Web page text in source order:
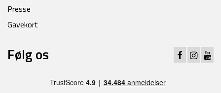
Presse
Gavekort
Følg os